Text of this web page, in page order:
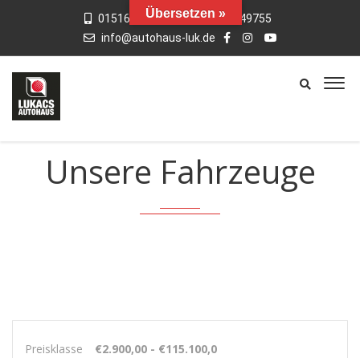
015163769659
01742949755
info@autohaus-luk.de
Unsere Fahrzeuge
Preisklasse
Übersetzen »